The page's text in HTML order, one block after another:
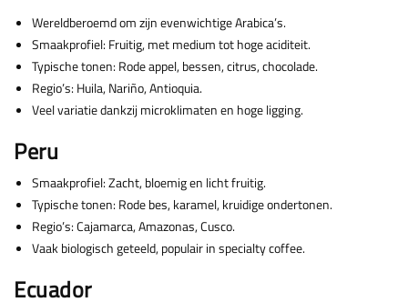
Wereldberoemd om zijn evenwichtige Arabica’s.
Smaakprofiel: Fruitig, met medium tot hoge aciditeit.
Typische tonen: Rode appel, bessen, citrus, chocolade.
Regio’s: Huila, Nariño, Antioquia.
Veel variatie dankzij microklimaten en hoge ligging.
Peru
Smaakprofiel: Zacht, bloemig en licht fruitig.
Typische tonen: Rode bes, karamel, kruidige ondertonen.
Regio’s: Cajamarca, Amazonas, Cusco.
Vaak biologisch geteeld, populair in specialty coffee.
Ecuador